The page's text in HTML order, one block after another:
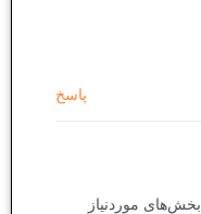
پاسخ
بخش‌های موردنیاز